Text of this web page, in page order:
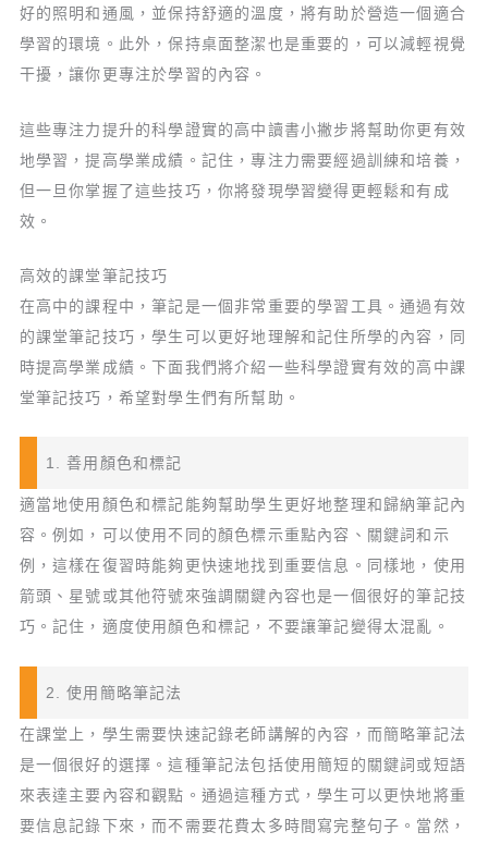
好的照明和通風，並保持舒適的溫度，將有助於營造一個適合
學習的環境。此外，保持桌面整潔也是重要的，可以減輕視覺
干擾，讓你更專注於學習的內容。
這些專注力提升的科學證實的高中讀書小撇步將幫助你更有效
地學習，提高學業成績。記住，專注力需要經過訓練和培養，
但一旦你掌握了這些技巧，你將發現學習變得更輕鬆和有成
效。
高效的課堂筆記技巧
在高中的課程中，筆記是一個非常重要的學習工具。通過有效
的課堂筆記技巧，學生可以更好地理解和記住所學的內容，同
時提高學業成績。下面我們將介紹一些科學證實有效的高中課
堂筆記技巧，希望對學生們有所幫助。
1. 善用顏色和標記
適當地使用顏色和標記能夠幫助學生更好地整理和歸納筆記內
容。例如，可以使用不同的顏色標示重點內容、關鍵詞和示
例，這樣在復習時能夠更快速地找到重要信息。同樣地，使用
箭頭、星號或其他符號來強調關鍵內容也是一個很好的筆記技
巧。記住，適度使用顏色和標記，不要讓筆記變得太混亂。
2. 使用簡略筆記法
在課堂上，學生需要快速記錄老師講解的內容，而簡略筆記法
是一個很好的選擇。這種筆記法包括使用簡短的關鍵詞或短語
來表達主要內容和觀點。通過這種方式，學生可以更快地將重
要信息記錄下來，而不需要花費太多時間寫完整句子。當然，